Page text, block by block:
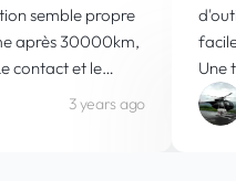
sont
revenir.
months ago
rapport
Toujours un
M. R.